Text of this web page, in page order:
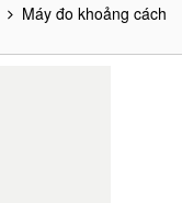
Máy đo khoảng cách